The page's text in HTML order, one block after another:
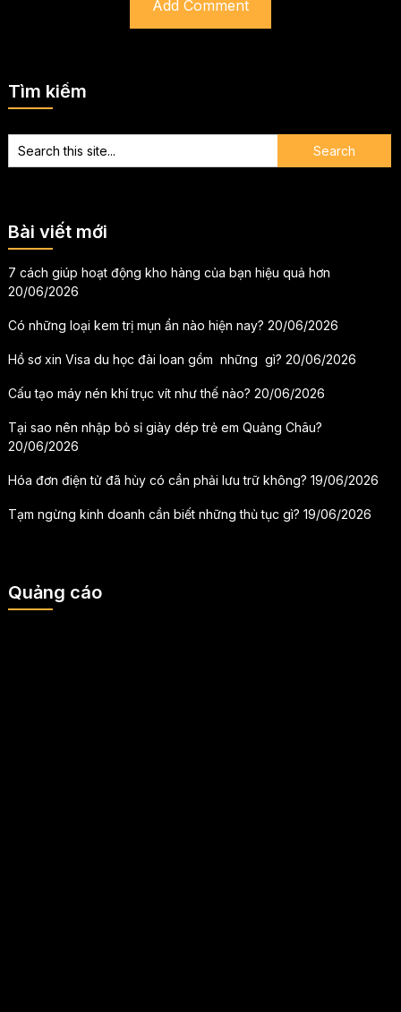
Tìm kiếm
Bài viết mới
7 cách giúp hoạt động kho hàng của bạn hiệu quả hơn
20/06/2026
Có những loại kem trị mụn ẩn nào hiện nay? 20/06/2026
Hồ sơ xin Visa du học đài loan gồm những gì? 20/06/2026
Cấu tạo máy nén khí trục vít như thế nào? 20/06/2026
Tại sao nên nhập bỏ sỉ giày dép trẻ em Quảng Châu?
20/06/2026
Hóa đơn điện tử đã hủy có cần phải lưu trữ không? 19/06/2026
Tạm ngừng kinh doanh cần biết những thủ tục gì? 19/06/2026
Quảng cáo